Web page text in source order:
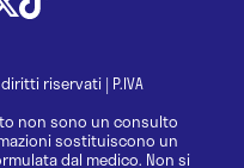
riservati| P.IVA
non sono un consulto
sostituiscono un
dal medico. Non si